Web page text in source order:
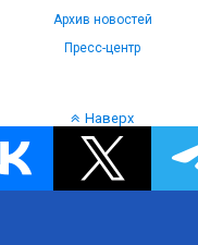
Архив новостей
Пресс-центр
Наверх